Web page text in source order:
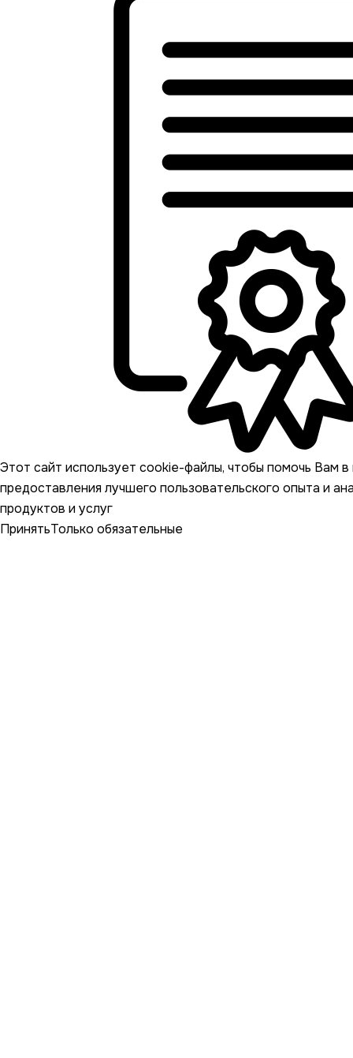
Этот сайт использует cookie-файлы, чтобы помочь Вам в
предоставления лучшего пользовательского опыта и
продуктов и услуг
ПринятьТолько обязательные